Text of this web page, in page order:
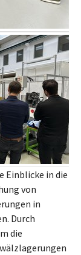
Einblicke in die
von
in
Durch
die